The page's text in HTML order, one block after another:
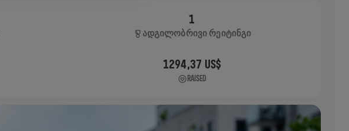
1
ᲐᲓᲒᲘᲚᲝᲑᲠᲘᲕᲘ ᲠᲔᲘᲢᲘᲜᲒᲘ
1294,37 US$
RAISED